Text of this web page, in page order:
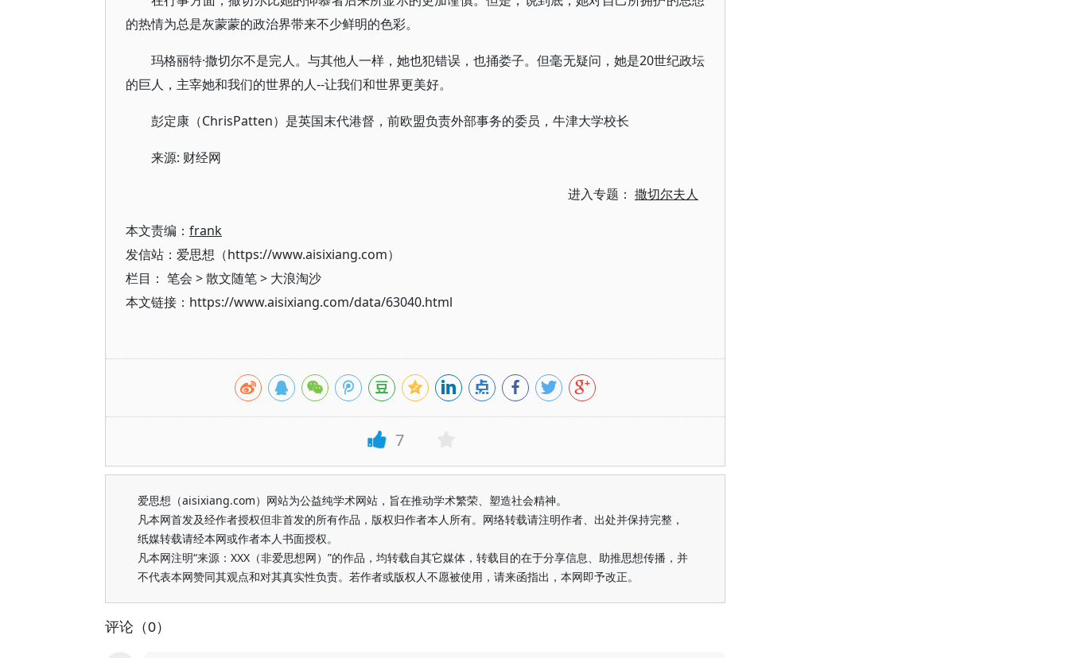
的热情为总是灰蒙蒙的政治界带来不少鲜明的色彩。
玛格丽特·撒切尔不是完人。与其他人一样，她也犯错误，也捅娄子。但毫无疑问，她是20世纪政坛
的巨人，主宰她和我们的世界的人--让我们和世界更美好。
彭定康（ChrisPatten）是英国末代港督，前欧盟负责外部事务的委员，牛津大学校长
来源: 财经网
进入专题： 撒切尔夫人
本文责编： frank
发信站：爱思想（https://www.aisixiang.com）
栏目： 笔会 >散文随笔> 大浪淘沙
本文链接：https://www.aisixiang.com/data/63040.html
7
爱思想（aisixiang.com）网站为公益纯学术网站，旨在推动学术繁荣、塑造社会精神。
凡本网首发及经作者授权但非首发的所有作品，版权归作者本人所有。网络转载请注明作者、出处并保持完整，
纸媒转载请经本网或作者本人书面授权。
凡本网注明“来源：XXX（非爱思想网）”的作品，均转载自其它媒体，转载目的在于分享信息、助推思想传播，并
不代表本网赞同其观点和对其真实性负责。若作者或版权人不愿被使用，请来函指出，本网即予改正。
评论（0）